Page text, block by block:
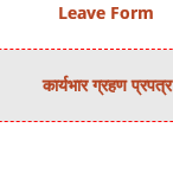
Leave Form
कार्यभार ग्रहण प्रपत्र